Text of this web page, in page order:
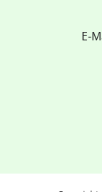
E-